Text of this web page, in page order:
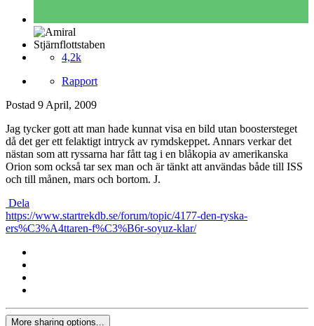
Stjärnflottstaben
4,2k
Rapport
Postad 9 April, 2009
Jag tycker gott att man hade kunnat visa en bild utan boostersteget
då det ger ett felaktigt intryck av rymdskeppet. Annars verkar det
nästan som att ryssarna har fått tag i en blåkopia av amerikanska
Orion som också tar sex man och är tänkt att användas både till ISS
och till månen, mars och bortom. J.
Dela
https://www.startrekdb.se/forum/topic/4177-den-ryska-
ers%C3%A4ttaren-f%C3%B6r-soyuz-klar/
More sharing options...